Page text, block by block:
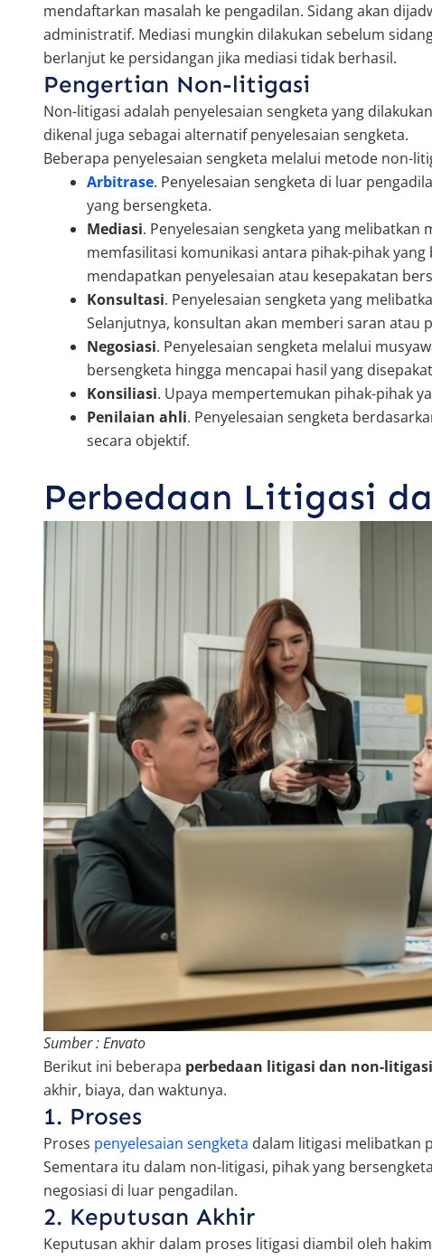
mendaftarkan masalah ke pengadilan. Sidang akan
administratif. Mediasi mungkin dilakukan sebelum
berlanjut ke persidangan jika mediasi tidak berhasil.
Pengertian Non-litigasi
Non-litigasi adalah penyelesaian sengketa yang
dikenal juga sebagai alternatif penyelesaian sengketa.
Beberapa penyelesaian sengketa melalui metode non-
Arbitrase. Penyelesaian sengketa di luar
yang bersengketa.
Mediasi. Penyelesaian sengketa yang
memfasilitasi komunikasi antara pihak-pihak
mendapatkan penyelesaian atau kesepakatan
Konsultasi. Penyelesaian sengketa yang
Selanjutnya, konsultan akan memberi saran atau
Negosiasi. Penyelesaian sengketa melalui
bersengketa hingga mencapai hasil yang
Konsiliasi. Upaya mempertemukan pihak-pihak
Penilaian ahli. Penyelesaian sengketa
secara objektif.
Perbedaan Litigasi
Sumber : Envato
Berikut ini beberapa perbedaan litigasi dan non-litigasi
akhir, biaya, dan waktunya.
1. Proses
Proses penyelesaian sengketa dalam litigasi melibatkan
Sementara itu dalam non-litigasi, pihak yang
negosiasi di luar pengadilan.
2. Keputusan Akhir
Keputusan akhir dalam proses litigasi diambil oleh